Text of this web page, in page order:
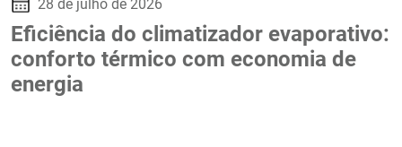
28 de julho de 2026
Eficiência do climatizador evaporativo:
conforto térmico com economia de
energia